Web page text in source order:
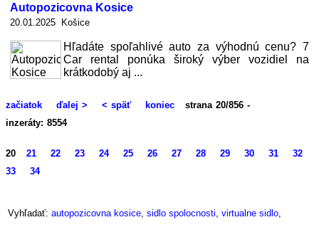
Autopozicovna Kosice
20.01.2025 Košice
Hľadáte spoľahlivé auto za výhodnú cenu? 7
Car rental ponúka široký výber vozidiel na
krátkodobý aj ...
začiatok ďalej > < späť koniec
strana 20/856 -
inzeráty: 8554
20 21 22 23 24 25 26 27 28 29 30 31
32
33
34
Vyhľadať: autopozicovna kosice, sidlo spolocnosti, virtualne sidlo,